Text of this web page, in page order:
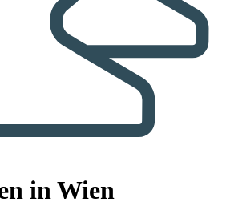
in Wien